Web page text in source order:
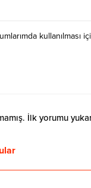
kullanılması
İlk yorumu